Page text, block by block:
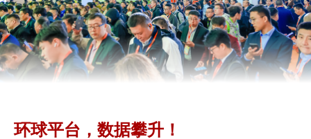
环球平台，数据攀升！